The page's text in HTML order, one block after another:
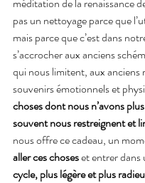
pas un nettoyage parce que
mais parce que c’est dans
s’accrocher aux anciens
qui nous limitent, aux anciens
souvenirs émotionnels et
choses dont nous n’avons
souvent nous restreignent et
nous offre ce cadeau, un
aller ces choses et entrer dans
cycle, plus légère et plus